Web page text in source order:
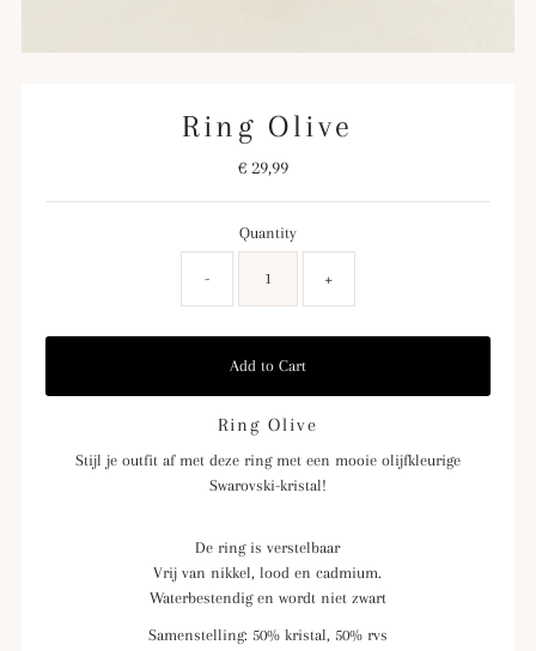
Ring Olive
Regular
€ 29,99
Quantity
- +
Ring Olive
Stijl je outfit af met deze ring met een mooie olijfkleurige
Swarovski-kristal!
De ring is verstelbaar
Vrij van nikkel, lood en cadmium.
Waterbestendig en wordt niet zwart
Samenstelling: 50% kristal, 50% rvs